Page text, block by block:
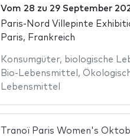
Vom 28 zu 29 September
Paris-Nord Villepinte
Paris, Frankreich
Konsumgüter, biologische
Bio-Lebensmittel ,
Lebensmittel
Tranoï Paris Women's